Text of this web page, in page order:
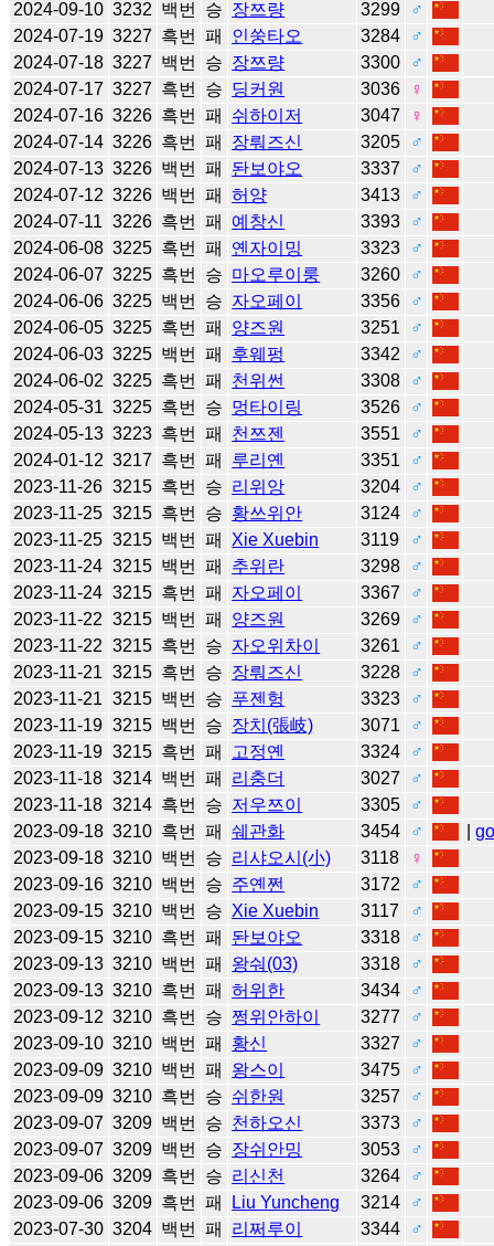
2024-09-10 3232 백번 승 장쯔량 3299
♂
2024-07-19 3227 흑번 패 인쑹타오 3284
♂
2024-07-18 3227 백번 승 장쯔량 3300
♂
2024-07-17 3227 흑번 승 딩커원 3036
♀
2024-07-16 3226 흑번 패 쉬하이저 3047
♀
2024-07-14 3226 흑번 패 장뤄즈신 3205
♂
2024-07-13 3226 백번 패 돤보야오 3337
♂
2024-07-12 3226 백번 패 허양 3413
♂
2024-07-11 3226 흑번 패 예창신 3393
♂
2024-06-08 3225 흑번 패 옌자이밍 3323
♂
2024-06-07 3225 흑번 승 마오루이룽 3260
♂
2024-06-06 3225 백번 승 자오페이 3356
♂
2024-06-05 3225 흑번 패 양즈원 3251
♂
2024-06-03 3225 백번 패 후웨펑 3342
♂
2024-06-02 3225 흑번 패 천위썬 3308
♂
2024-05-31 3225 흑번 승 멍타이링 3526
♂
2024-05-13 3223 흑번 패 천쯔젠 3551
♂
2024-01-12 3217 흑번 패 루리옌 3351
♂
2023-11-26 3215 흑번 승 리위앙 3204
♂
2023-11-25 3215 흑번 승 황쓰위안 3124
♂
2023-11-25 3215 백번 패 Xie Xuebin 3119
♂
2023-11-24 3215 백번 패 추위란 3298
♂
2023-11-24 3215 흑번 패 자오페이 3367
♂
2023-11-22 3215 백번 패 양즈원 3269
♂
2023-11-22 3215 흑번 승 자오위차이 3261
♂
2023-11-21 3215 흑번 승 장뤄즈신 3228
♂
2023-11-21 3215 백번 승 푸젠헝 3323
♂
2023-11-19 3215 백번 승 장치(張岐) 3071
♂
2023-11-19 3215 흑번 패 고정옌 3324
♂
2023-11-18 3214 백번 패 리충더 3027
♂
2023-11-18 3214 흑번 승 저우쯔이 3305
♂
2023-09-18 3210 흑번 패 쉐관화 3454 ♂ |
2023-09-18 3210 백번 승 리샤오시(小) 3118
♀
2023-09-16 3210 백번 승 주옌쩐 3172
♂
2023-09-15 3210 백번 승 Xie Xuebin 3117
♂
2023-09-15 3210 흑번 패 돤보야오 3318
♂
2023-09-13 3210 백번 패 왕숴(03) 3318
♂
2023-09-13 3210 흑번 패 허위한 3434
♂
2023-09-12 3210 흑번 승 쩡위안하이 3277
♂
2023-09-10 3210 백번 패 황신 3327
♂
2023-09-09 3210 백번 패 왕스이 3475
♂
2023-09-09 3210 흑번 승 쉬한원 3257
♂
2023-09-07 3209 백번 승 천하오신 3373
♂
2023-09-07 3209 백번 승 장쉬안밍 3053
♂
2023-09-06 3209 흑번 승 리신천 3264
♂
2023-09-06 3209 흑번 패 Liu Yuncheng 3214
♂
2023-07-30 3204 백번 패 리쩌루이 3344
♂